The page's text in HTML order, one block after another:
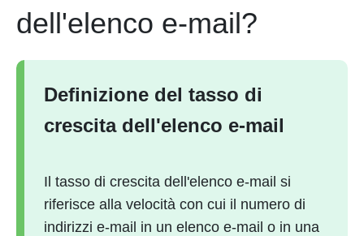
dell'elenco e-mail?
Definizione del tasso di
crescita dell'elenco e-mail
Il tasso di crescita dell'elenco e-mail si
riferisce alla velocità con cui il numero di
indirizzi e-mail in un elenco e-mail o in una